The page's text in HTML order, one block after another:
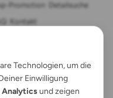
Promotion
Detailsuche
Kontakt
Technologien, um die
Einwilligung
Analyticsund zeigen